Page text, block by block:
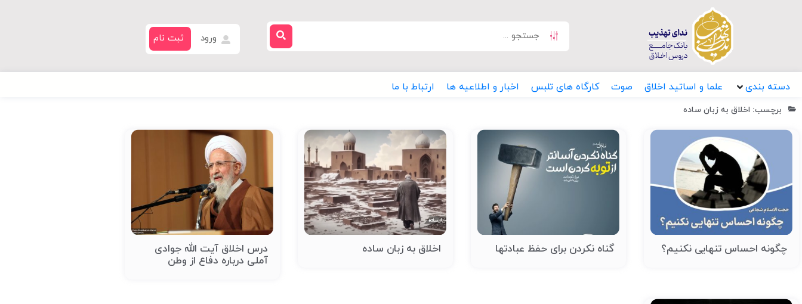
ورود ثبت نام
دسته بندی علما و اساتید اخلاق صوت کارگاه های تلبس اخبار و اطلاعیه ها ارتباط با ما
برچسب: اخلاق به زبان ساده
چگونه احساس تنهایی نکنیم؟ گناه نکردن برای حفظ عبادتها اخلاق به زبان ساده
درس اخلاق آیت الله جوادی
آملی درباره دفاع از وطن